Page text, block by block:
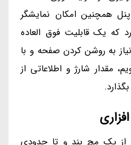
همچنین امکان نمایشگر
که یک قابلیت فوق العاده
به روشن کردن صفحه و با
مقدار شارژ و اطلاعاتی از
از یک مچ بند و تا حدودی